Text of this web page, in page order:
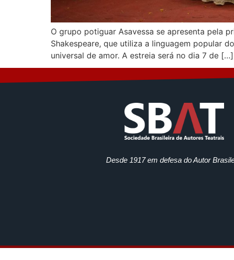
O grupo potiguar Asavessa se apresenta pela
Shakespeare, que utiliza a linguagem popular
universal de amor. A estreia será no dia 7 de […]
Desde 1917 em defesa do Autor